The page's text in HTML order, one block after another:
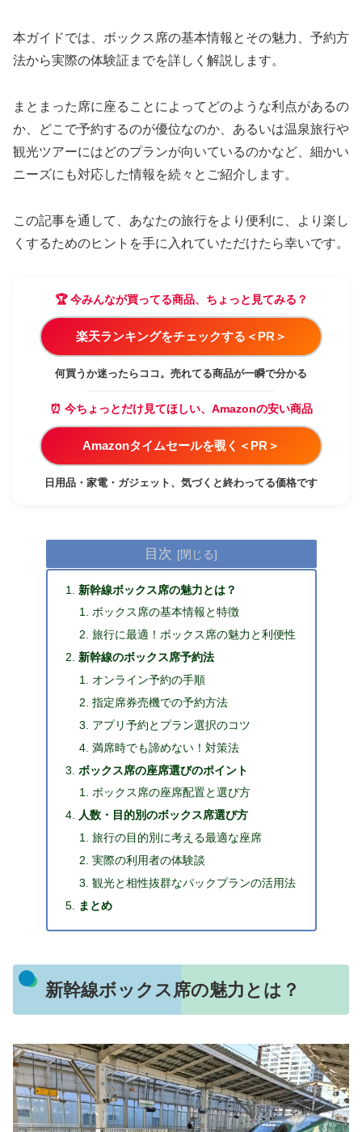
本ガイドでは、ボックス席の基本情報とその魅力、予約方
法から実際の体験証までを詳しく解説します。
まとまった席に座ることによってどのような利点があるの
か、どこで予約するのが優位なのか、あるいは温泉旅行や
観光ツアーにはどのプランが向いているのかなど、細かい
ニーズにも対応した情報を続々とご紹介します。
この記事を通して、あなたの旅行をより便利に、より楽し
くするためのヒントを手に入れていただけたら幸いです。
🏆 今みんなが買ってる商品、ちょっと見てみる？
楽天ランキングをチェックする＜PR＞
何買うか迷ったらココ。売れてる商品が一瞬で分かる
⏰ 今ちょっとだけ見てほしい、Amazonの安い商品
Amazonタイムセールを覗く＜PR＞
日用品・家電・ガジェット、気づくと終わってる価格です
目次
新幹線ボックス席の魅力とは？
ボックス席の基本情報と特徴
旅行に最適！ボックス席の魅力と利便性
新幹線のボックス席予約法
オンライン予約の手順
指定席券売機での予約方法
アプリ予約とプラン選択のコツ
満席時でも諦めない！対策法
ボックス席の座席選びのポイント
ボックス席の座席配置と選び方
人数・目的別のボックス席選び方
旅行の目的別に考える最適な座席
実際の利用者の体験談
観光と相性抜群なパックプランの活用法
まとめ
新幹線ボックス席の魅力とは？